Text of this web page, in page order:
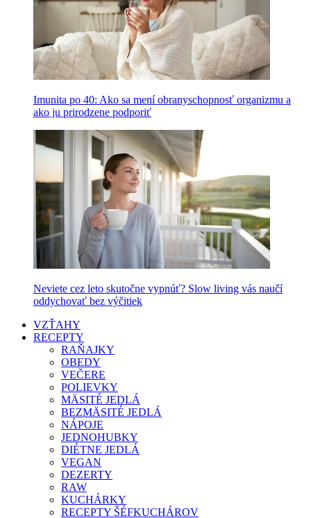
Imunita po 40: Ako sa mení obranyschopnosť organizmu a
ako ju prirodzene podporiť
Neviete cez leto skutočne vypnúť? Slow living vás naučí
oddychovať bez výčitiek
VZŤAHY
RECEPTY
RAŇAJKY
OBEDY
VEČERE
POLIEVKY
MÄSITÉ JEDLÁ
BEZMÄSITÉ JEDLÁ
NÁPOJE
JEDNOHUBKY
DIÉTNE JEDLÁ
VEGAN
DEZERTY
RAW
KUCHÁRKY
RECEPTY ŠÉFKUCHÁROV